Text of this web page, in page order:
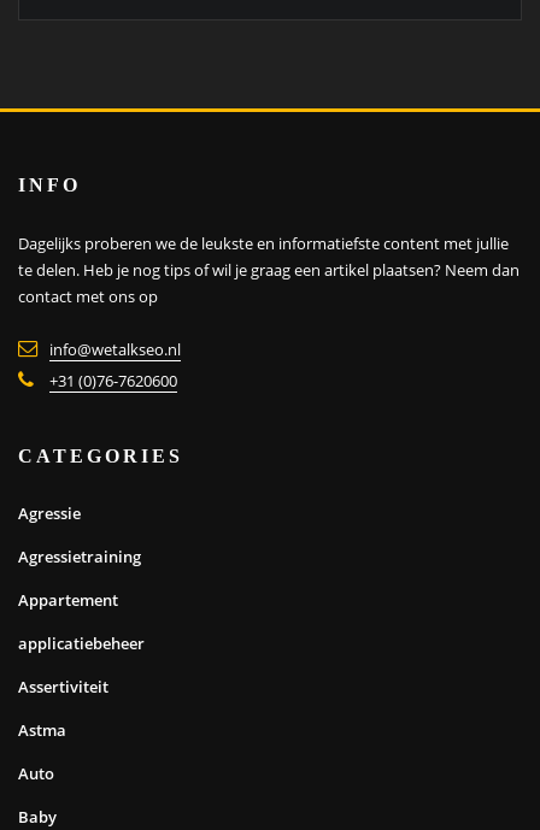
INFO
Dagelijks proberen we de leukste en informatiefste content met jullie
te delen. Heb je nog tips of wil je graag een artikel plaatsen? Neem dan
contact met ons op
info@wetalkseo.nl
+31 (0)76-7620600
CATEGORIES
Agressie
Agressietraining
Appartement
applicatiebeheer
Assertiviteit
Astma
Auto
Baby